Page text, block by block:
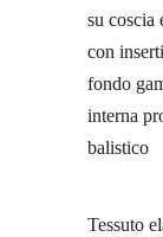
su coscia
con
fondo
interna
balistico
Tessuto